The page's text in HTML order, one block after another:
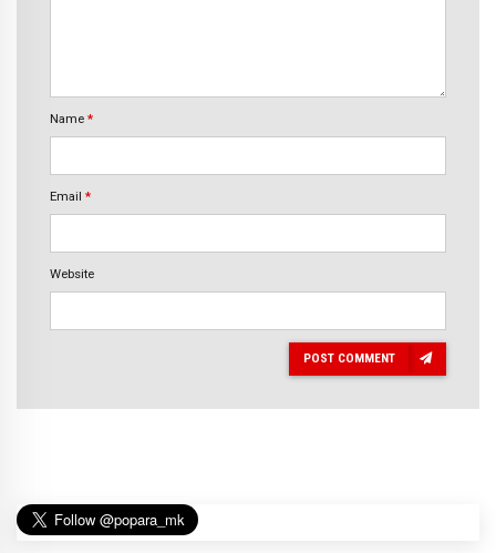
Name *
Email *
Website
POST COMMENT